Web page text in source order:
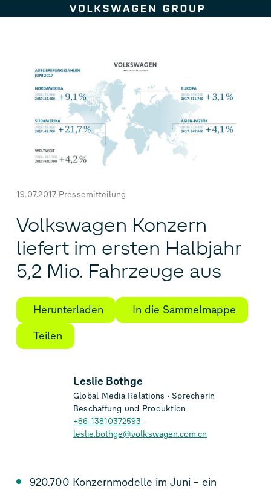
Zum Seiteninhalt springen
19.07.2017 Pressemitteilung
Volkswagen Konzern
liefert im ersten Halbjahr
5,2 Mio. Fahrzeuge aus
Herunterladen
In die Sammelmappe
Teilen
Leslie Bothge
Global Media Relations Sprecherin
Beschaffung und Produktion
+86-13810372593
leslie.bothge@volkswagen.com.cn